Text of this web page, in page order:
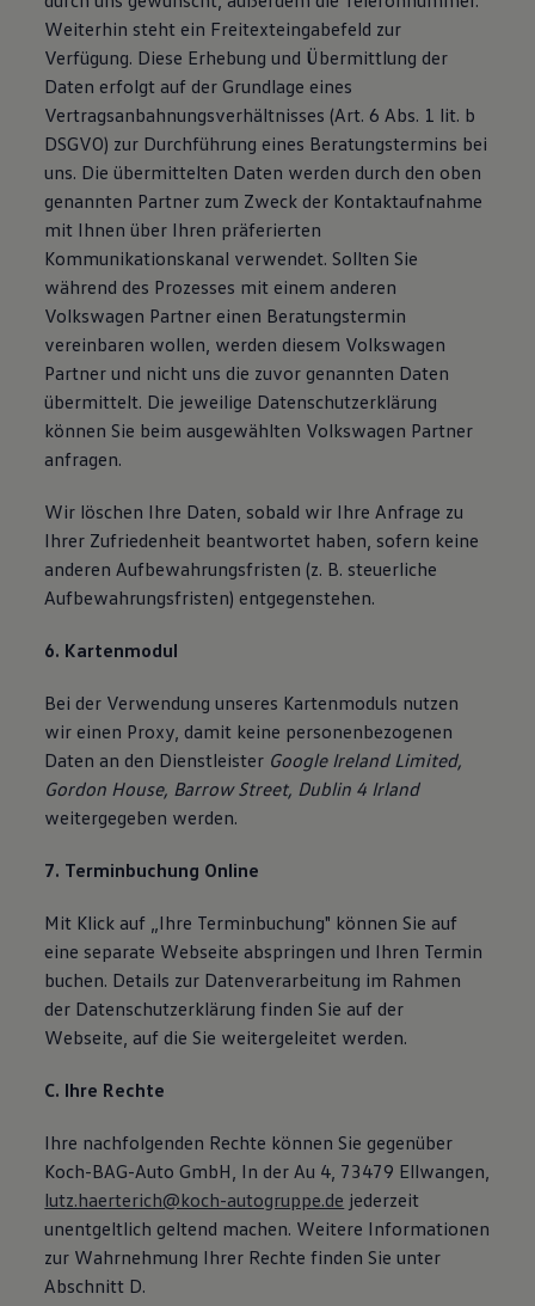
Weiterhin steht ein Freitexteingabefeld zur
Verfügung. Diese Erhebung und Übermittlung der
Daten erfolgt auf der Grundlage eines
Vertragsanbahnungsverhältnisses (Art. 6 Abs. 1 lit. b
DSGVO) zur Durchführung eines Beratungstermins bei
uns. Die übermittelten Daten werden durch den oben
genannten Partner zum Zweck der Kontaktaufnahme
mit Ihnen über Ihren präferierten
Kommunikationskanal verwendet. Sollten Sie
während des Prozesses mit einem anderen
Volkswagen Partner einen Beratungstermin
vereinbaren wollen, werden diesem Volkswagen
Partner und nicht uns die zuvor genannten Daten
übermittelt. Die jeweilige Datenschutzerklärung
können Sie beim ausgewählten Volkswagen Partner
anfragen.
Wir löschen Ihre Daten, sobald wir Ihre Anfrage zu
Ihrer Zufriedenheit beantwortet haben, sofern keine
anderen Aufbewahrungsfristen (z. B. steuerliche
Aufbewahrungsfristen) entgegenstehen.
6. Kartenmodul
Bei der Verwendung unseres Kartenmoduls nutzen
wir einen Proxy, damit keine personenbezogenen
Daten an den Dienstleister Google Ireland Limited,
Gordon House, Barrow Street, Dublin 4 Irland
weitergegeben werden.
7. Terminbuchung Online
Mit Klick auf „Ihre Terminbuchung" können Sie auf
eine separate Webseite abspringen und Ihren Termin
buchen. Details zur Datenverarbeitung im Rahmen
der Datenschutzerklärung finden Sie auf der
Webseite, auf die Sie weitergeleitet werden.
C. Ihre Rechte
Ihre nachfolgenden Rechte können Sie gegenüber
Koch-BAG-Auto GmbH, In der Au 4, 73479 Ellwangen,
lutz.haerterich@koch-autogruppe.de jederzeit
unentgeltlich geltend machen. Weitere Informationen
zur Wahrnehmung Ihrer Rechte finden Sie unter
Abschnitt D.